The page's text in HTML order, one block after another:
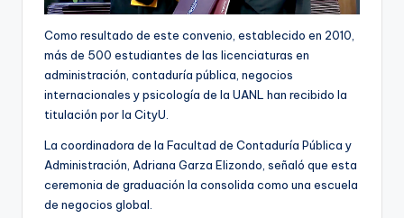
Como resultado de este convenio, establecido en 2010,
más de 500 estudiantes de las licenciaturas en
administración, contaduría pública, negocios
internacionales y psicología de la UANL han recibido la
titulación por la CityU.
La coordinadora de la Facultad de Contaduría Pública y
Administración, Adriana Garza Elizondo, señaló que esta
ceremonia de graduación la consolida como una escuela
de negocios global.